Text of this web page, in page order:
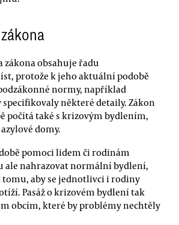
obsahuje řadu
protože k jeho aktuální podobě
normy, například
specifikovaly některé detaily. Zákon
počítá také s krizovým bydlením,
domy.
pomoci lidem či rodinám
ale nahrazovat normální bydlení,
tomu, aby se jednotlivci i rodiny
Pasáž o krizovém bydlení tak
obcím, které by problémy nechtěly